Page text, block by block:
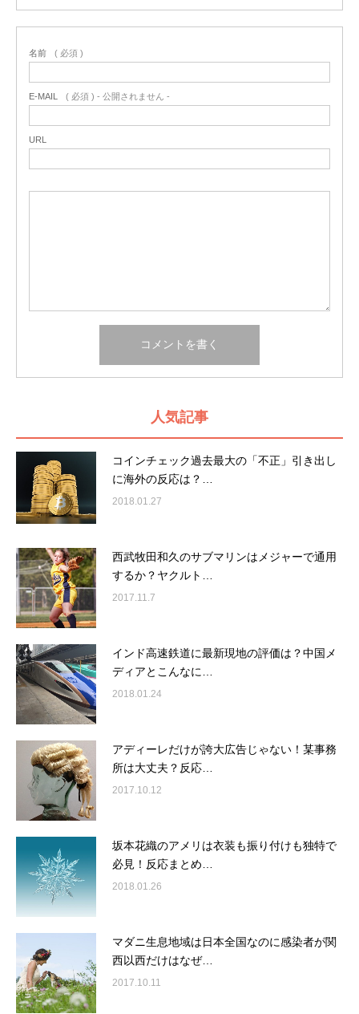
名前 ( 必須 )
E-MAIL ( 必須 ) - 公開されません -
URL
人気記事
コインチェック過去最大の「不正」引き出し
に海外の反応は？…
2018.01.27
西武牧田和久のサブマリンはメジャーで通用
するか？ヤクルト…
2017.11.7
インド高速鉄道に最新現地の評価は？中国メ
ディアとこんなに…
2018.01.24
アディーレだけが誇大広告じゃない！某事務
所は大丈夫？反応…
2017.10.12
坂本花織のアメリは衣装も振り付けも独特で
必見！反応まとめ…
2018.01.26
マダニ生息地域は日本全国なのに感染者が関
西以西だけはなぜ…
2017.10.11